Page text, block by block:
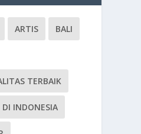
ARTIS BALI
TERBAIK
DI INDONESIA